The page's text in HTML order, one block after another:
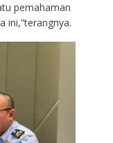
pemahaman
ini,”terangnya.